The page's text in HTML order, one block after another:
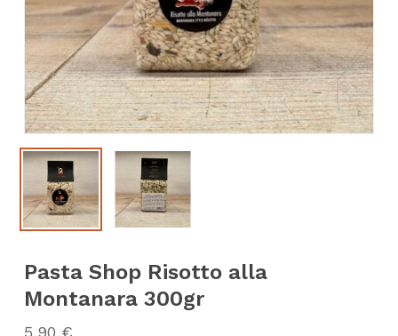
Pasta Shop Risotto alla
Montanara 300gr
5,90 €